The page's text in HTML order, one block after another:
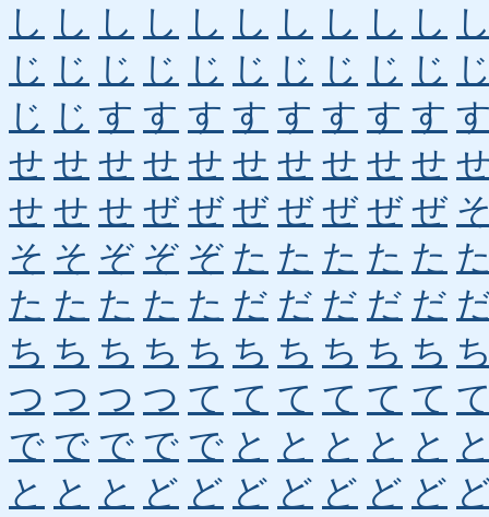
し し し し し し し し し し
じ じ じ じ じ じ じ じ じ じ
じ じ す す す す す す す す
せ せ せ せ せ せ せ せ せ せ
せ せ せ ぜ ぜ ぜ ぜ ぜ ぜ ぜ
そ そ ぞ ぞ ぞ た た た た た
た た た た た だ だ だ だ だ
ち ち ち ち ち ち ち ち ち ち
つ つ つ つ て て て て て て
で で で で で と と と と と
と と と ど ど ど ど ど ど ど